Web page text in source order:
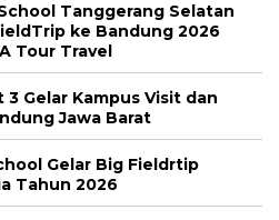
Tanggerang Selatan
ke Bandung 2026
Tour Travel
3 Gelar Kampus Visit dan
Jawa Barat
Gelar Big Fieldrtip
Tahun 2026